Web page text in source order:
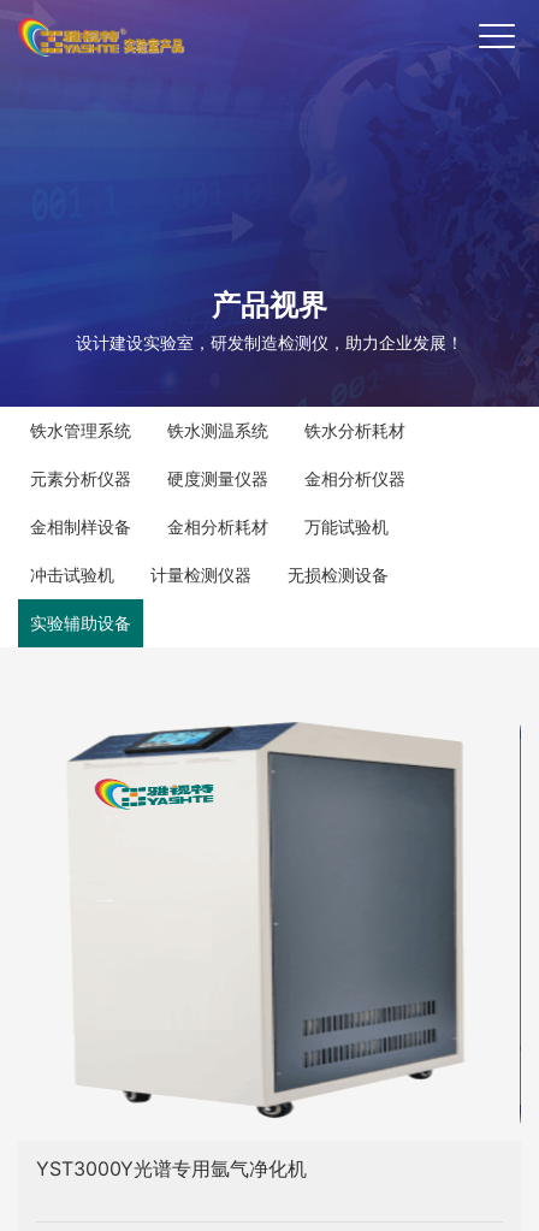
产品视界
设计建设实验室，研发制造检测仪，助力企业发展！
铁水管理系统 铁水测温系统 铁水分析耗材
元素分析仪器 硬度测量仪器 金相分析仪器
金相制样设备 金相分析耗材 万能试验机
冲击试验机 计量检测仪器 无损检测设备
实验辅助设备
YST3000Y光谱专用氩气净化机